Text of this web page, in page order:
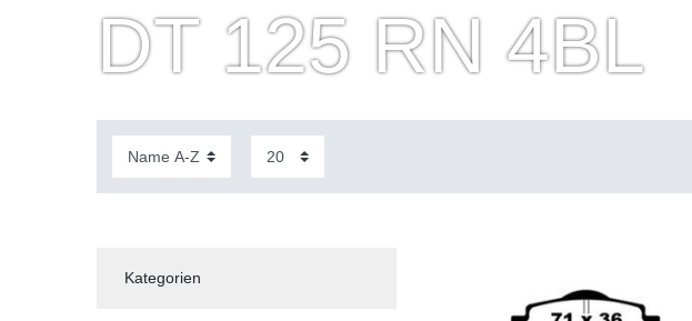
DT 125 RN 4BL
Kategorien